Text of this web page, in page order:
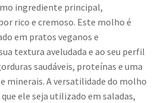
ingrediente principal,
rico e cremoso. Este molho é
em pratos veganos e
textura aveludada e ao seu perfil
saudáveis, proteínas e uma
minerais. A versatilidade do molho
ele seja utilizado em saladas,